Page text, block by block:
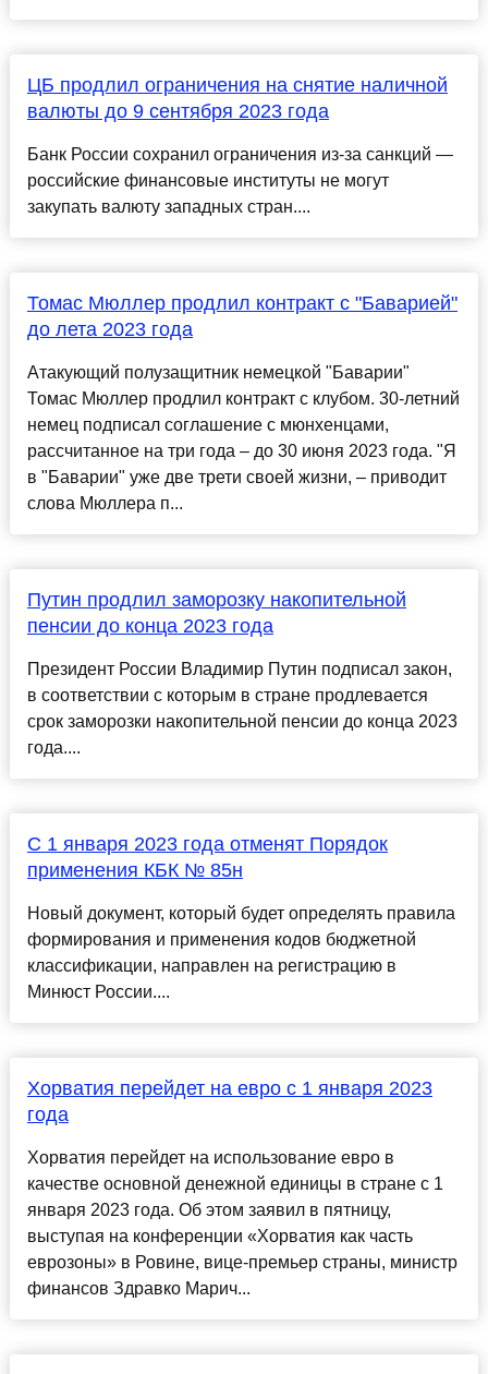
ЦБ продлил ограничения на снятие наличной
валюты до 9 сентября 2023 года
Банк России сохранил ограничения из-за санкций —
российские финансовые институты не могут
закупать валюту западных стран....
Томас Мюллер продлил контракт с "Баварией"
до лета 2023 года
Атакующий полузащитник немецкой "Баварии"
Томас Мюллер продлил контракт с клубом. 30-летний
немец подписал соглашение с мюнхенцами,
рассчитанное на три года – до 30 июня 2023 года. "Я
в "Баварии" уже две трети своей жизни, – приводит
слова Мюллера п...
Путин продлил заморозку накопительной
пенсии до конца 2023 года
Президент России Владимир Путин подписал закон,
в соответствии с которым в стране продлевается
срок заморозки накопительной пенсии до конца 2023
года....
С 1 января 2023 года отменят Порядок
применения КБК № 85н
Новый документ, который будет определять правила
формирования и применения кодов бюджетной
классификации, направлен на регистрацию в
Минюст России....
Хорватия перейдет на евро с 1 января 2023
года
Хорватия перейдет на использование евро в
качестве основной денежной единицы в стране с 1
января 2023 года. Об этом заявил в пятницу,
выступая на конференции «Хорватия как часть
еврозоны» в Ровине, вице-премьер страны, министр
финансов Здравко Марич...